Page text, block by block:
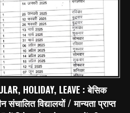
HOLIDAY, LEAVE : बेसिक
संचालित विद्यालयों / मान्यता प्राप्त